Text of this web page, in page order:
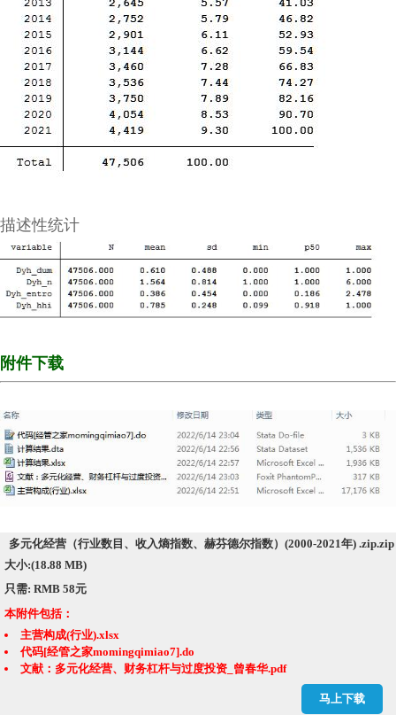
描述性统计
附件下载
多元化经营（行业数目、收入熵指数、赫芬德尔指数）(2000-2021年) .zip.zip
大小:(18.88 MB)
只需: RMB 58元
马上下载
本附件包括：
主营构成(行业).xlsx
代码[经管之家momingqimiao7].do
文献：多元化经营、财务杠杆与过度投资_曾春华.pdf